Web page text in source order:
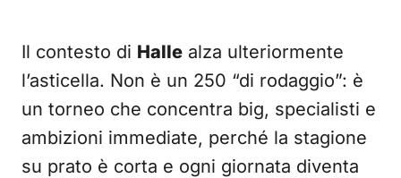
Il contesto di Halle alza ulteriormente
l’asticella. Non è un 250 “di rodaggio”: è
un torneo che concentra big, specialisti e
ambizioni immediate, perché la stagione
su prato è corta e ogni giornata diventa